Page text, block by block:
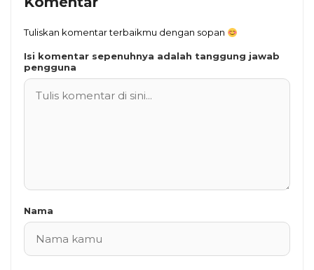
Tuliskan komentar terbaikmu dengan sopan
Isi komentar sepenuhnya adalah tanggung jawab
pengguna
Nama